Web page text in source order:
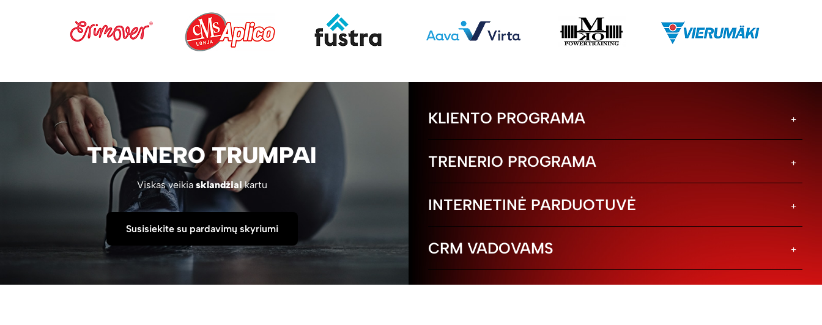
TRAINERO TRUMPAI
Viskas veikia sklandžiaikartu
Susisiekite su pardavimų skyriumi
KLIENTO PROGRAMA
TRENERIO PROGRAMA
INTERNETINĖ PARDUOTUVĖ
CRM VADOVAMS